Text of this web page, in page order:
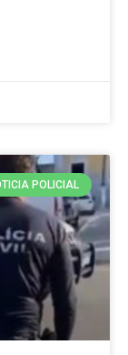
POLICIAL